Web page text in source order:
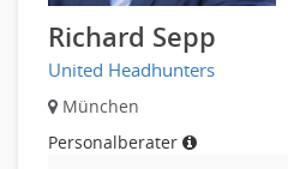
Richard Sepp
United Headhunters
München
Personalberater